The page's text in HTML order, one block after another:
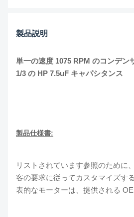
製品説明
単一の速度 1075 RPM のコンデン
1/3 の HP 7.5uF キャパシタンス
製品仕様書:
リストされています参照のために
客の要求に従ってカスタマイズす
表的なモーターは、提供される